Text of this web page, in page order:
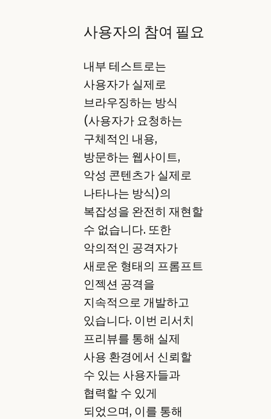
사용자의 참여 필요
내부 테스트로는
사용자가 실제로
브라우징하는 방식
(사용자가 요청하는
구체적인 내용,
방문하는 웹사이트,
악성 콘텐츠가 실제로
나타나는 방식)의
복잡성을 완전히 재현할
수 없습니다. 또한
악의적인 공격자가
새로운 형태의 프롬프트
인젝션 공격을
지속적으로 개발하고
있습니다. 이번 리서치
프리뷰를 통해 실제
사용 환경에서 신뢰할
수 있는 사용자들과
협력할 수 있게
되었으며, 이를 통해